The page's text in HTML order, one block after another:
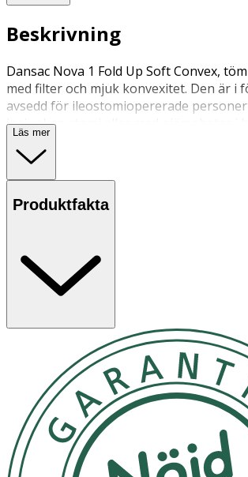
Beskrivning
Dansac Nova 1 Fold Up Soft Convex,
med filter och mjuk konvexitet. Den är i
avsedd för ileostomiopererade
insjunken stomi eller med ojämnheter i
stomin till följd av ärrbildning, hudveck
integrerat påslås.
Läs mer
Produktfakta